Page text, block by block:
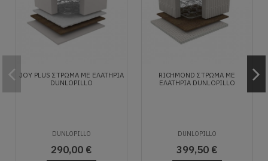
JOY PLUS ΣΤΡΩΜΑ ME ΕΛΑΤΗΡΙΑ
DUNLOPILLO
DUNLOPILLO
290,00 €
RICHMOND ΣΤΡΩΜΑ ME
ΕΛΑΤΗΡΙΑ DUNLOPILLO
DUNLOPILLO
399,50 €